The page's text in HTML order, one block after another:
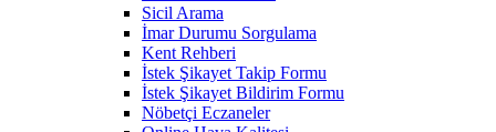
Sicil Arama
İmar Durumu Sorgulama
Kent Rehberi
İstek Şikayet Takip Formu
İstek Şikayet Bildirim Formu
Nöbetçi Eczaneler